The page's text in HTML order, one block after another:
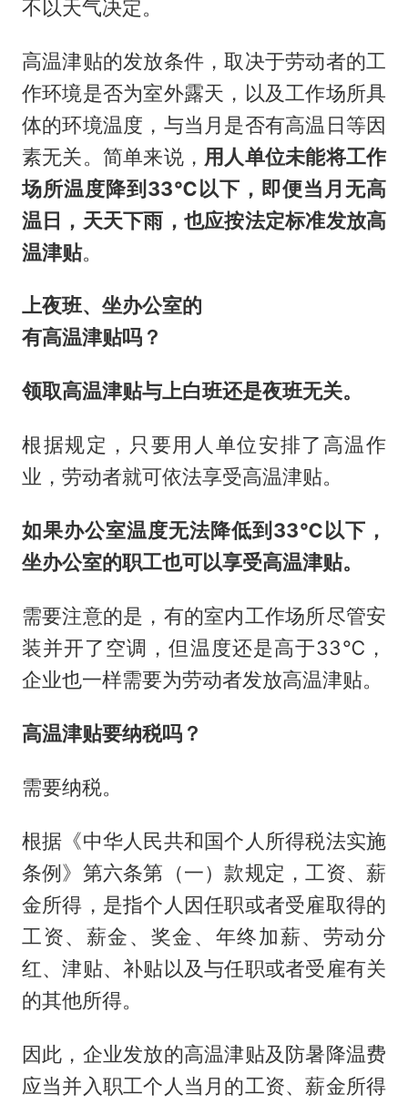
不以天气决定。
高温津贴的发放条件，取决于劳动者的工
作环境是否为室外露天，以及工作场所具
体的环境温度，与当月是否有高温日等因
素无关。简单来说， 用人单位未能将工作
场所温度降到33℃以下，即便当月无高
温日，天天下雨，也应按法定标准发放高
温津贴。
上夜班、坐办公室的
有高温津贴吗？
领取高温津贴与上白班还是夜班无关。
根据规定，只要用人单位安排了高温作
业，劳动者就可依法享受高温津贴。
如果办公室温度无法降低到33℃以下，
坐办公室的职工也可以享受高温津贴。
需要注意的是，有的室内工作场所尽管安
装并开了空调，但温度还是高于33℃，
企业也一样需要为劳动者发放高温津贴。
高温津贴要纳税吗？
需要纳税。
根据《中华人民共和国个人所得税法实施
条例》第六条第（一）款规定，工资、薪
金所得，是指个人因任职或者受雇取得的
工资、薪金、奖金、年终加薪、劳动分
红、津贴、补贴以及与任职或者受雇有关
的其他所得。
因此，企业发放的高温津贴及防暑降温费
应当并入职工个人当月的工资、薪金所得